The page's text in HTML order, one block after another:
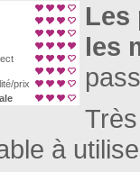
prix
Les
les
à